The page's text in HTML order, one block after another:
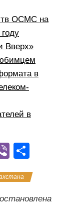
ОСМС на
Вверх»
в
в
Vi
er р
а